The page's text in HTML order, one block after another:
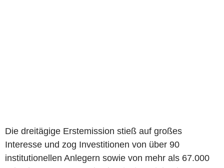
Die dreitägige Erstemission stieß auf großes
Interesse und zog Investitionen von über 90
institutionellen Anlegern sowie von mehr als 67.000